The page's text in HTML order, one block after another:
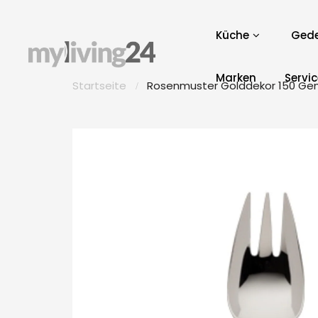
Küche
Marken
Startseite Rosenmuster Golddekor 150